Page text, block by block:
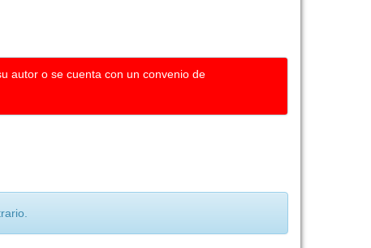
autor o se cuenta con un convenio de